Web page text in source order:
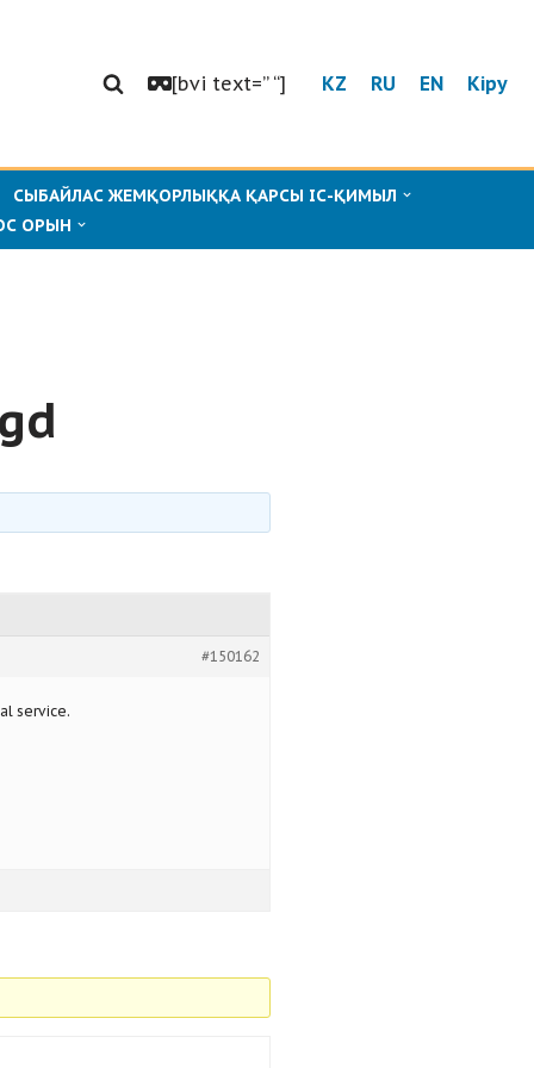
[bvi text=” “] KZ RU EN Кіру
СЫБАЙЛАС ЖЕМҚОРЛЫҚҚА ҚАРСЫ ІС-ҚИМЫЛ
ОРЫН
#150162
service.